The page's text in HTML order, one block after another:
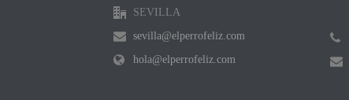
SEVILLA
sevilla@elperrofeliz.com
hola@elperrofeliz.com